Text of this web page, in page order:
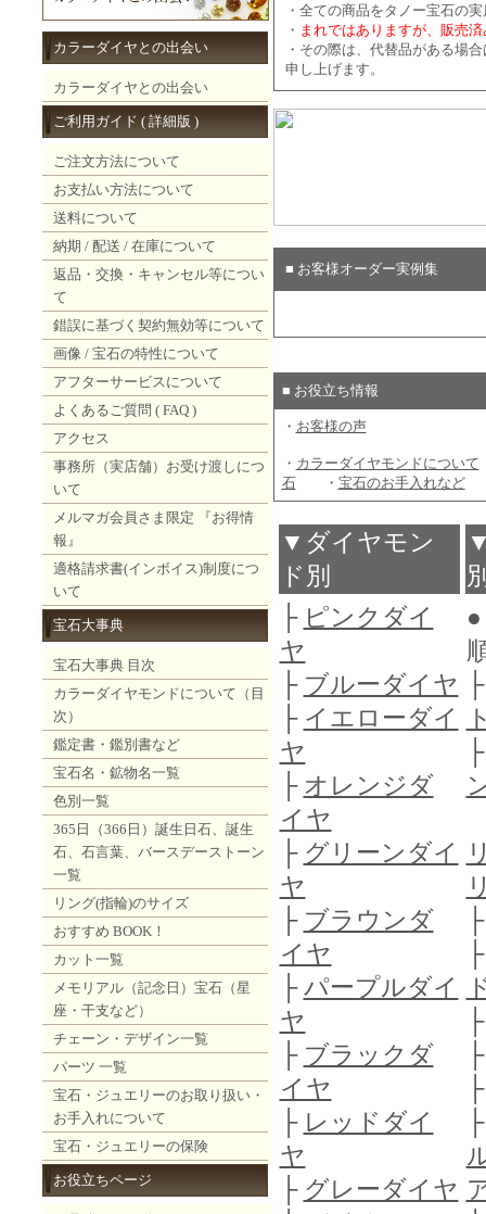
カラーダイヤとの出会い
カラーダイヤとの出会い
ご利用ガイド ( 詳細版 )
ご注文方法について
お支払い方法について
送料について
納期 / 配送 / 在庫について
返品・交換・キャンセル等につい
て
錯誤に基づく契約無効等について
画像 / 宝石の特性について
アフターサービスについて
よくあるご質問 ( FAQ )
アクセス
事務所（実店舗）お受け渡しにつ
いて
メルマガ会員さま限定 『お得情
報』
適格請求書(インボイス)制度につ
いて
宝石大事典
宝石大事典 目次
カラーダイヤモンドについて（目
次）
鑑定書・鑑別書など
宝石名・鉱物名一覧
色別一覧
365日（366日）誕生日石、誕生
石、石言葉、バースデーストーン
一覧
リング(指輪)のサイズ
おすすめ BOOK！
カット一覧
メモリアル（記念日）宝石（星
座・干支など）
チェーン・デザイン一覧
パーツ 一覧
宝石・ジュエリーのお取り扱い・
お手入れについて
宝石・ジュエリーの保険
お役立ちページ
・全ての商品をタノー宝石の
・ まれではありますが、販売
・その際は、代替品がある場
申し上げます。
■ お客様オーダー実例集
■ お役立ち情報
・ お客様の声
・ カラーダイヤモンドについて
石・ 宝石のお手入れなど
▼ダイヤモン
ド別
├ ピンクダイ
ヤ
├ ブルーダイヤ
├ イエローダイ
ヤ
├ オレンジダ
イヤ
├ グリーンダイ
ヤ
├ ブラウンダ
イヤ
├パープルダイ
ヤ
├ ブラックダ
イヤ
├ レッドダイ
ヤ
├ グレーダイヤ